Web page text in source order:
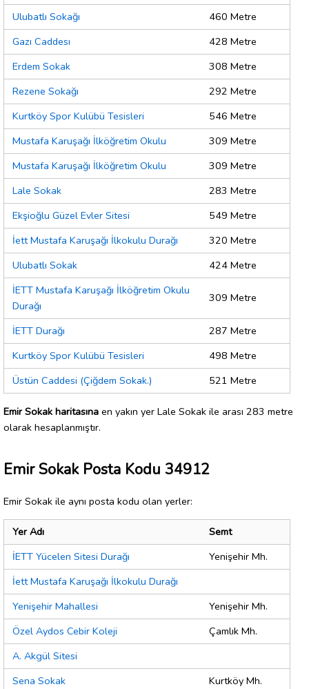
Ulubatlı Sokağı
460 Metre
Gazı Caddesı
428 Metre
Erdem Sokak
308 Metre
Rezene Sokağı
292 Metre
Kurtköy Spor Kulübü Tesisleri
546 Metre
Mustafa Karuşağı İlköğretim Okulu
309 Metre
Mustafa Karuşağı İlköğretim Okulu
309 Metre
Lale Sokak
283 Metre
Ekşioğlu Güzel Evler Sitesi
549 Metre
İett Mustafa Karuşağı İlkokulu Durağı
320 Metre
Ulubatlı Sokak
424 Metre
İETT Mustafa Karuşağı İlköğretim Okulu
Durağı
309 Metre
İETT Durağı
287 Metre
Kurtköy Spor Kulübü Tesisleri
498 Metre
Üstün Caddesi (Çiğdem Sokak.)
521 Metre
Emir Sokak haritasına en yakın yer Lale Sokak ile arası 283 metre
olarak hesaplanmıştır.
Emir Sokak Posta Kodu 34912
Emir Sokak ile aynı posta kodu olan yerler:
Yer Adı
Semt
İETT Yücelen Sitesi Durağı
Yenişehir Mh.
İett Mustafa Karuşağı İlkokulu Durağı
Yenişehir Mahallesi
Yenişehir Mh.
Özel Aydos Cebir Koleji
Çamlık Mh.
A. Akgül Sitesi
Sena Sokak
Kurtköy Mh.